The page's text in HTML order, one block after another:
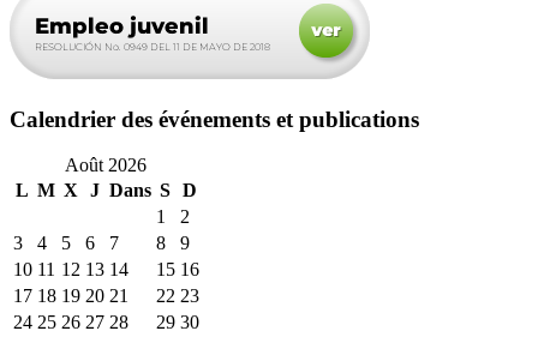
Calendrier des événements et publications
Août 2026
L M X J Dans S D
1
2
3
4 5 6 7 8
9
10 11 12 13 14 15 16
17 18 19 20 21 22 23
24 25 26 27 28 29 30